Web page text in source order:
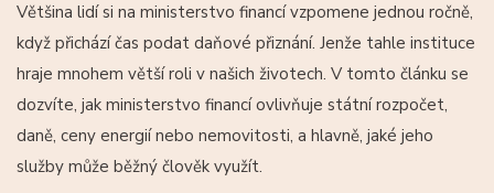
Většina lidí si na ministerstvo financí vzpomene jednou ročně,
když přichází čas podat daňové přiznání. Jenže tahle instituce
hraje mnohem větší roli v našich životech. V tomto článku se
dozvíte, jak ministerstvo financí ovlivňuje státní rozpočet,
daně, ceny energií nebo nemovitosti, a hlavně, jaké jeho
služby může běžný člověk využít.